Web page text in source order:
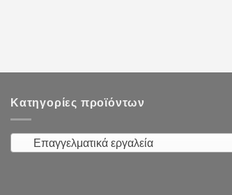
Κατηγορίες προϊόντων
Επαγγελματικά εργαλεία